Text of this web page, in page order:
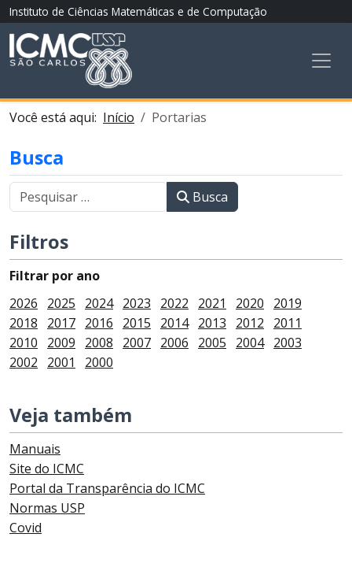
Instituto de Ciências Matemáticas e de Computação
Você está aqui: Início Portarias
Busca
Busca
Filtros
Filtrar por ano
2026
2025 2024 2023 2022 2021 2020
2019
2018
2017 2016 2015 2014 2013 2012
2011
2010
2009 2008 2007 2006 2005 2004 2003
2002
2001 2000
Veja também
Manuais
Site do ICMC
Portal da Transparência do ICMC
Normas USP
Covid